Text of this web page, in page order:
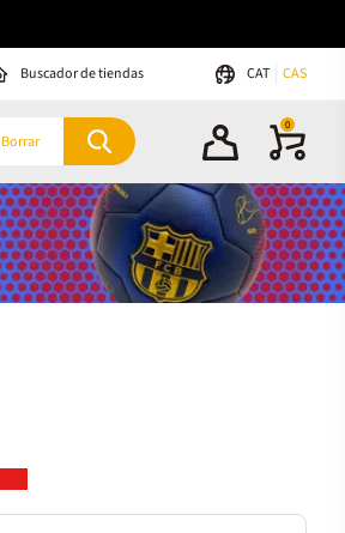
Buscador de tiendas CAT CAS
Borrar
0